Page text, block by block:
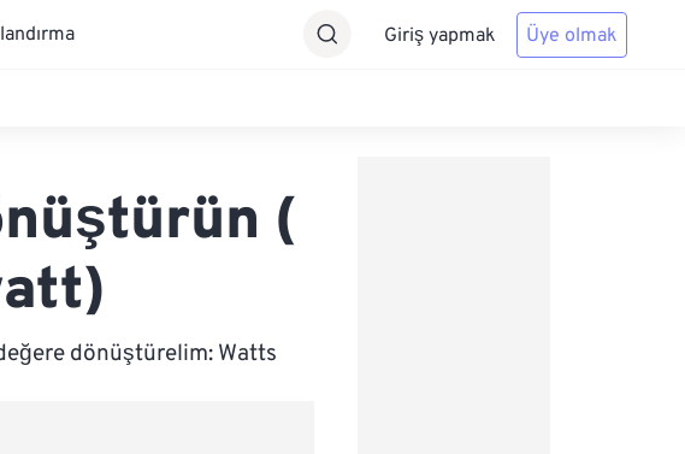
Giriş yapmak Üye olmak
(
dönüştürelim: Watts